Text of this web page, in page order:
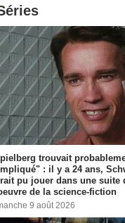
trouvait
: il y a 24 ans,
pu jouer dans une suite
de la science-fiction
9 août 2026